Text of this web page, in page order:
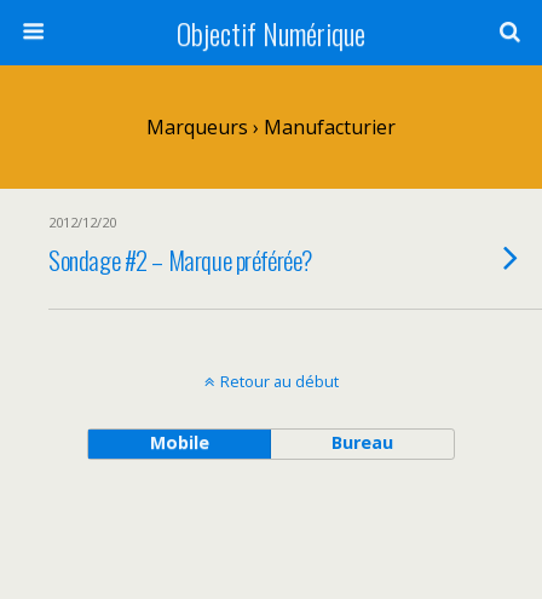
Objectif Numérique
Marqueurs › Manufacturier
2012/12/20
Sondage #2 – Marque préférée?
Retour au début
Mobile Bureau